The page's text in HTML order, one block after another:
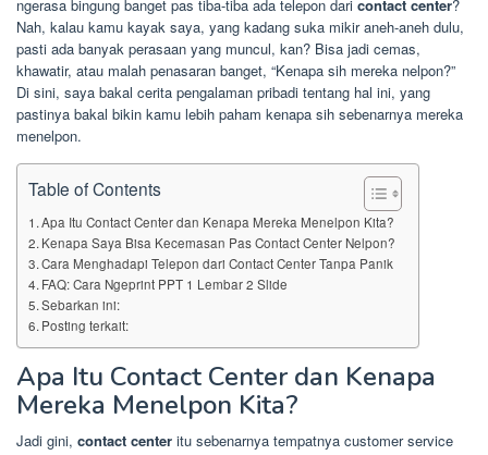
ngerasa bingung banget pas tiba-tiba ada telepon dari contact center?
Nah, kalau kamu kayak saya, yang kadang suka mikir aneh-aneh dulu,
pasti ada banyak perasaan yang muncul, kan? Bisa jadi cemas,
khawatir, atau malah penasaran banget, “Kenapa sih mereka nelpon?”
Di sini, saya bakal cerita pengalaman pribadi tentang hal ini, yang
pastinya bakal bikin kamu lebih paham kenapa sih sebenarnya mereka
menelpon.
Table of Contents
Apa Itu Contact Center dan Kenapa Mereka Menelpon Kita?
Kenapa Saya Bisa Kecemasan Pas Contact Center Nelpon?
Cara Menghadapi Telepon dari Contact Center Tanpa Panik
FAQ: Cara Ngeprint PPT 1 Lembar 2 Slide
Sebarkan ini:
Posting terkait:
Apa Itu Contact Center dan Kenapa
Mereka Menelpon Kita?
Jadi gini, contact center itu sebenarnya tempatnya customer service